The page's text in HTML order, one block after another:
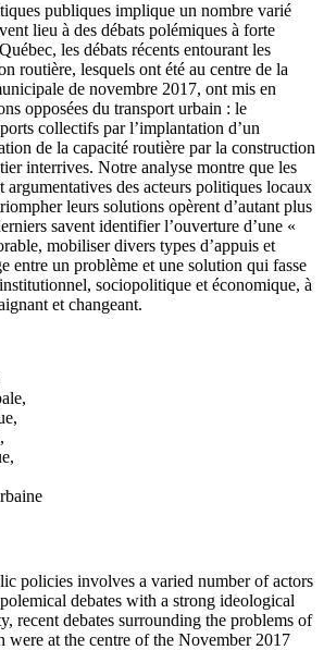
publiques implique un nombre varié
lieu à des débats polémiques à forte
les débats récents entourant les
routière, lesquels ont été au centre de la
de novembre 2017, ont mis en
opposées du transport urbain : le
collectifs par l’implantation d’un
de la capacité routière par la construction
interrives. Notre analyse montre que les
argumentatives des acteurs politiques locaux
leurs solutions opèrent d’autant plus
savent identifier l’ouverture d’une «
mobiliser divers types d’appuis et
entre un problème et une solution qui fasse
sociopolitique et économique, à
et changeant.
policies involves a varied number of actors
debates with a strong ideological
recent debates surrounding the problems of
were at the centre of the November 2017